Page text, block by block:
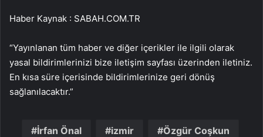
Haber Kaynak : SABAH.COM.TR
“Yayınlanan tüm haber ve diğer içerikler ile ilgili olarak
yasal bildirimlerinizi bize iletişim sayfası üzerinden iletiniz.
En kısa süre içerisinde bildirimlerinize geri dönüş
sağlanılacaktır.”
İrfan Önal izmir Özgür Coşkun